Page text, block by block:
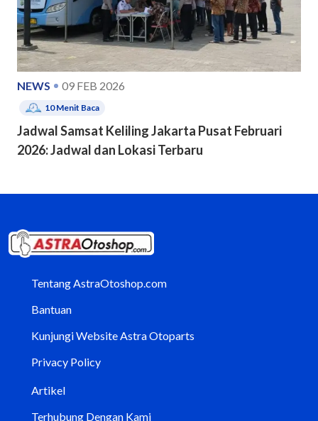
NEWS 09 FEB 2026
10Menit Baca
Jadwal Samsat Keliling Jakarta Pusat Februari
2026: Jadwal dan Lokasi Terbaru
Tentang AstraOtoshop.com
Bantuan
Kunjungi Website Astra Otoparts
Privacy Policy
Artikel
Terhubung Dengan Kami